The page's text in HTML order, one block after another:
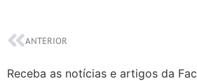
ANTERIOR
Receba as notícias e artigos da